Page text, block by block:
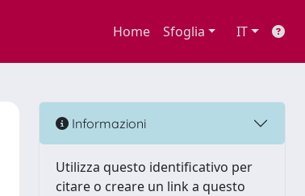
Home Sfoglia IT
Informazioni
Utilizza questo identificativo per
citare o creare un link a questo